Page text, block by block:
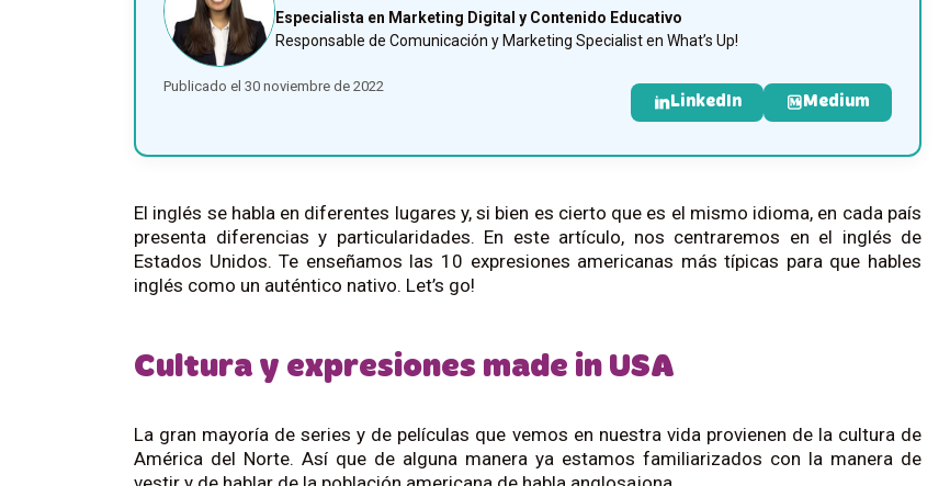
Especialista en Marketing Digital y Contenido Educativo
Responsable de Comunicación y Marketing Specialist en What’s Up!
Publicado el 30 noviembre de 2022
LinkedIn Medium
El inglés se habla en diferentes lugares y, si bien es cierto que es el mismo idioma, en cada país
presenta diferencias y particularidades. En este artículo, nos centraremos en el inglés de
Estados Unidos. Te enseñamos las 10 expresiones americanas más típicas para que hables
inglés como un auténtico nativo. Let’s go!
Cultura y expresiones made in USA
La gran mayoría de series y de películas que vemos en nuestra vida provienen de la cultura de
América del Norte. Así que de alguna manera ya estamos familiarizados con la manera de